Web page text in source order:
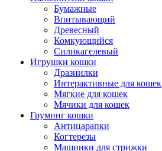
Бумажные
Впитывающий
Древесный
Комкующийся
Силикагелевый
Игрушки кошки
Дразнилки
Интерактивные для кошек
Мягкие для кошек
Мячики для кошек
Груминг кошки
Антицарапки
Когтерезы
Машинки для стрижки